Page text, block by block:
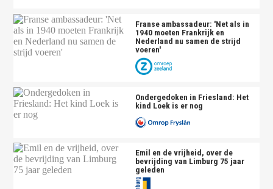
Franse ambassadeur: 'Net als in
1940 moeten Frankrijk en
Nederland nu samen de strijd
voeren'
Ondergedoken in Friesland: Het
kind Loek is er nog
Emil en de vrijheid, over de
bevrijding van Limburg 75 jaar
geleden